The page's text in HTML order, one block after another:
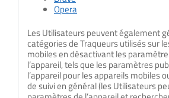
Opera
Les Utilisateurs peuvent également
catégories de Traqueurs utilisés sur
mobiles en désactivant les
l’appareil, tels que les paramètres
l’appareil pour les appareils mobiles
de suivi en général (les Utilisateurs